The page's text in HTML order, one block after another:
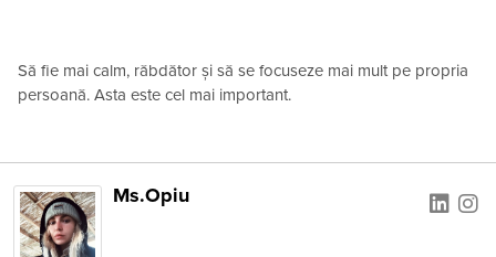
Să fie mai calm, răbdător și să se focuseze mai mult pe propria
persoană. Asta este cel mai important.
Ms.Opiu